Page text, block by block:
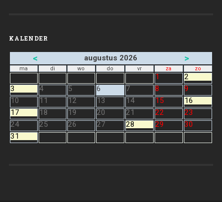
KALENDER
< augustus 2026 >
ma di wo do vr za zo
1
2
3
4 5 6 7 8
9
10
11 12 13 14 15
16
17
18 19 20 21 22
23
24
25 26 27 28 29
30
31